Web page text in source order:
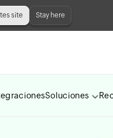
site Stay here
Soluciones